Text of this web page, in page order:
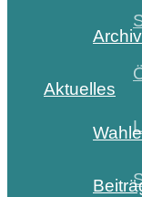
Archiv
Aktuelles